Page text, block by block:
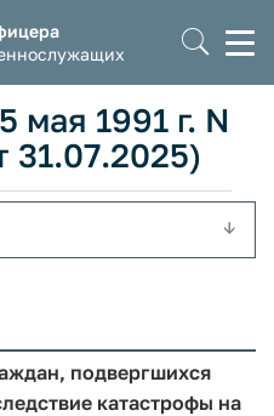
мая 1991 г. N
31.07.2025)
подвергшихся
катастрофы на